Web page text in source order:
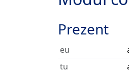
Prezent
eu
tu